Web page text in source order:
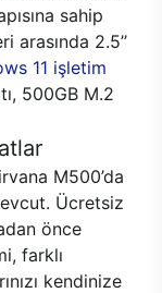
sahip
2.5’’
11 işletim
500GB M.2
M500’da
Ücretsiz
önce
farklı
kendinize